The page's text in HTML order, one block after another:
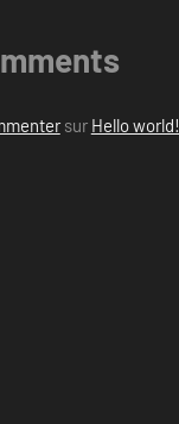
sur Hello world!